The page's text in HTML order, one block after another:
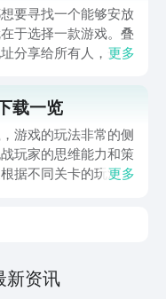
要寻找一个能够安放
于选择一款游戏。叠
分享给所有人，这一
载这款游戏，其实方
的链接即可先来看一
。
更多
载一览
游戏的玩法非常的侧
玩家的思维能力和策
据不同关卡的玩法设
特的技能，及运用的
在，就和小编一起来
更多
新资讯